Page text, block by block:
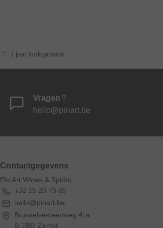
1 jaar kurkgarantie
Vragen?
hello@pinart.be
Contactgegevens
Pin'Art Wines & Spirits
+32 15 20 75 85
hello@pinart.be
Brusselsesteenweg 41a